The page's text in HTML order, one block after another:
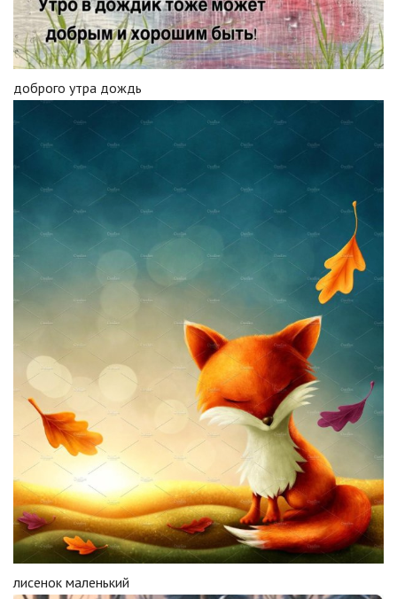
доброго утра дождь
лисенок маленький